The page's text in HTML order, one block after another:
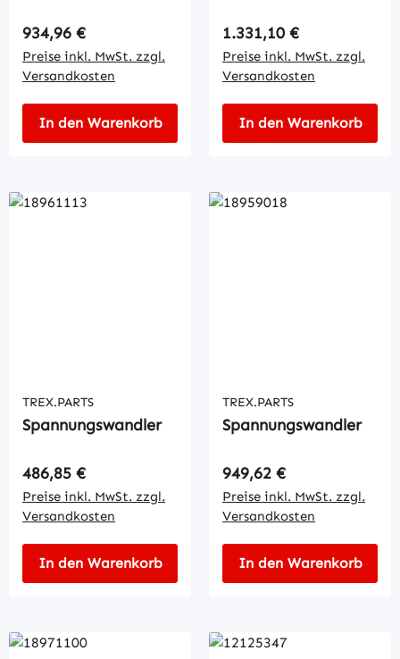
Regulärer Preis:
934,96 €
Preise inkl. MwSt. zzgl.
Versandkosten
In den Warenkorb
Regulärer Preis:
1.331,10 €
Preise inkl. MwSt. zzgl.
Versandkosten
In den Warenkorb
TREX.PARTS
Spannungswandler
Regulärer Preis:
486,85 €
Preise inkl. MwSt. zzgl.
Versandkosten
In den Warenkorb
TREX.PARTS
Spannungswandler
Regulärer Preis:
949,62 €
Preise inkl. MwSt. zzgl.
Versandkosten
In den Warenkorb